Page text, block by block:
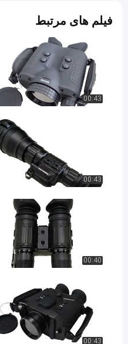
فیلم های مرتبط
00:43
00:43
00:40
00:43